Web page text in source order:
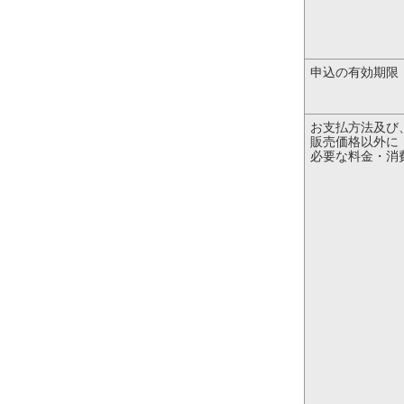
申込の有効期限
お支払方法及び
販売価格以外に
必要な料金・消